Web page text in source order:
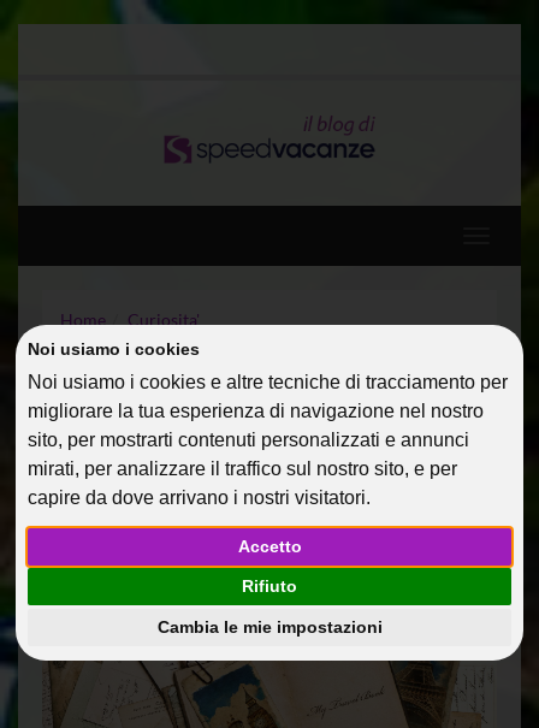
Noi usiamo i cookies
Noi usiamo i cookies e altre tecniche di tracciamento per
migliorare la tua esperienza di navigazione nel nostro
sito, per mostrarti contenuti personalizzati e annunci
mirati, per analizzare il traffico sul nostro sito, e per
capire da dove arrivano i nostri visitatori.
Accetto
Rifiuto
Cambia le mie impostazioni
Home
Curiosita'
Come riprendersi da una vacanza per single
COME RIPRENDERSI DA
UNA VACANZA PER
SINGLE
Curiosita' @dmin